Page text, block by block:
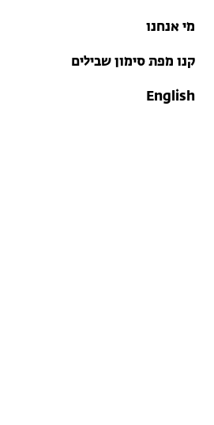
מי אנחנו
קנו מפת סימון שבילים
English